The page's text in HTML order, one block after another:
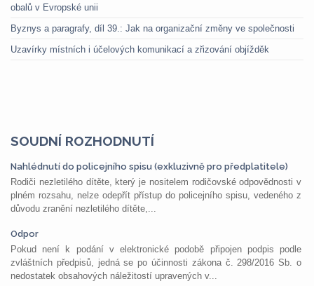
obalů v Evropské unii
Byznys a paragrafy, díl 39.: Jak na organizační změny ve společnosti
Uzavírky místních i účelových komunikací a zřizování objížděk
SOUDNÍ ROZHODNUTÍ
Nahlédnutí do policejního spisu (exkluzivně pro předplatitele)
Rodiči nezletilého dítěte, který je nositelem rodičovské odpovědnosti v
plném rozsahu, nelze odepřít přístup do policejního spisu, vedeného z
důvodu zranění nezletilého dítěte,...
Odpor
Pokud není k podání v elektronické podobě připojen podpis podle
zvláštních předpisů, jedná se po účinnosti zákona č. 298/2016 Sb. o
nedostatek obsahových náležitostí upravených v...